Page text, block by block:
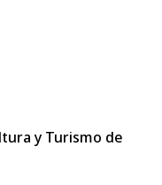
y Turismo de